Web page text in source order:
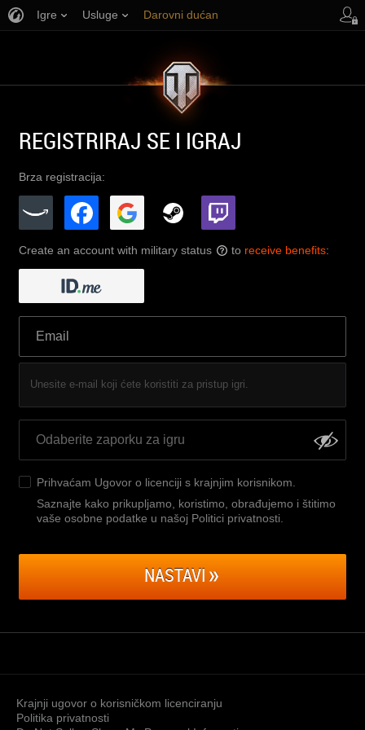
Igre Usluge Darovni dućan
REGISTRIRAJ SE I IGRAJ
Brza registracija:
Create an account with military status ? to receive benefits:
Unesite e-mail koji ćete koristiti za pristup igri.
Prihvaćam Ugovor o licenciji s krajnjim korisnikom
Saznajte kako prikupljamo, koristimo, obrađujemo i štitimo
vaše osobne podatke u našoj Politici privatnosti
NASTAVI
Krajnji ugovor o korisničkom licenciranju
Politika privatnosti